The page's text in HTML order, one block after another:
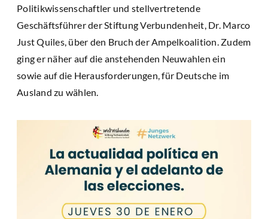
Politikwissenschaftler und stellvertretende
Geschäftsführer der Stiftung Verbundenheit, Dr. Marco
Just Quiles, über den Bruch der Ampelkoalition. Zudem
ging er näher auf die anstehenden Neuwahlen ein
sowie auf die Herausforderungen, für Deutsche im
Ausland zu wählen.